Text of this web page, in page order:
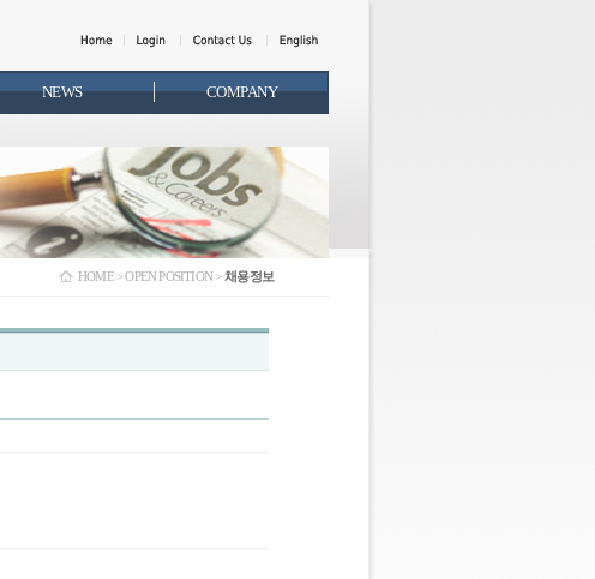
NEWS COMPANY
HOME > OPEN POSITION > 채용정보